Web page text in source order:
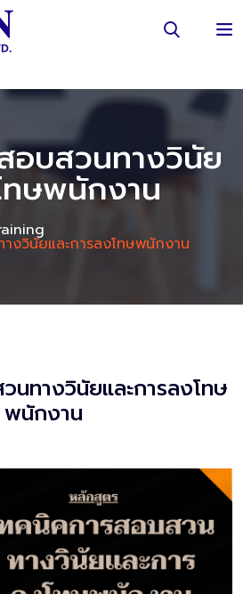
อบสวนทางวินัย
ทษพนักงาน
งวินัยและการลงโทษพนักงาน
นทางวินัยและการลงโทษ
พนักงาน